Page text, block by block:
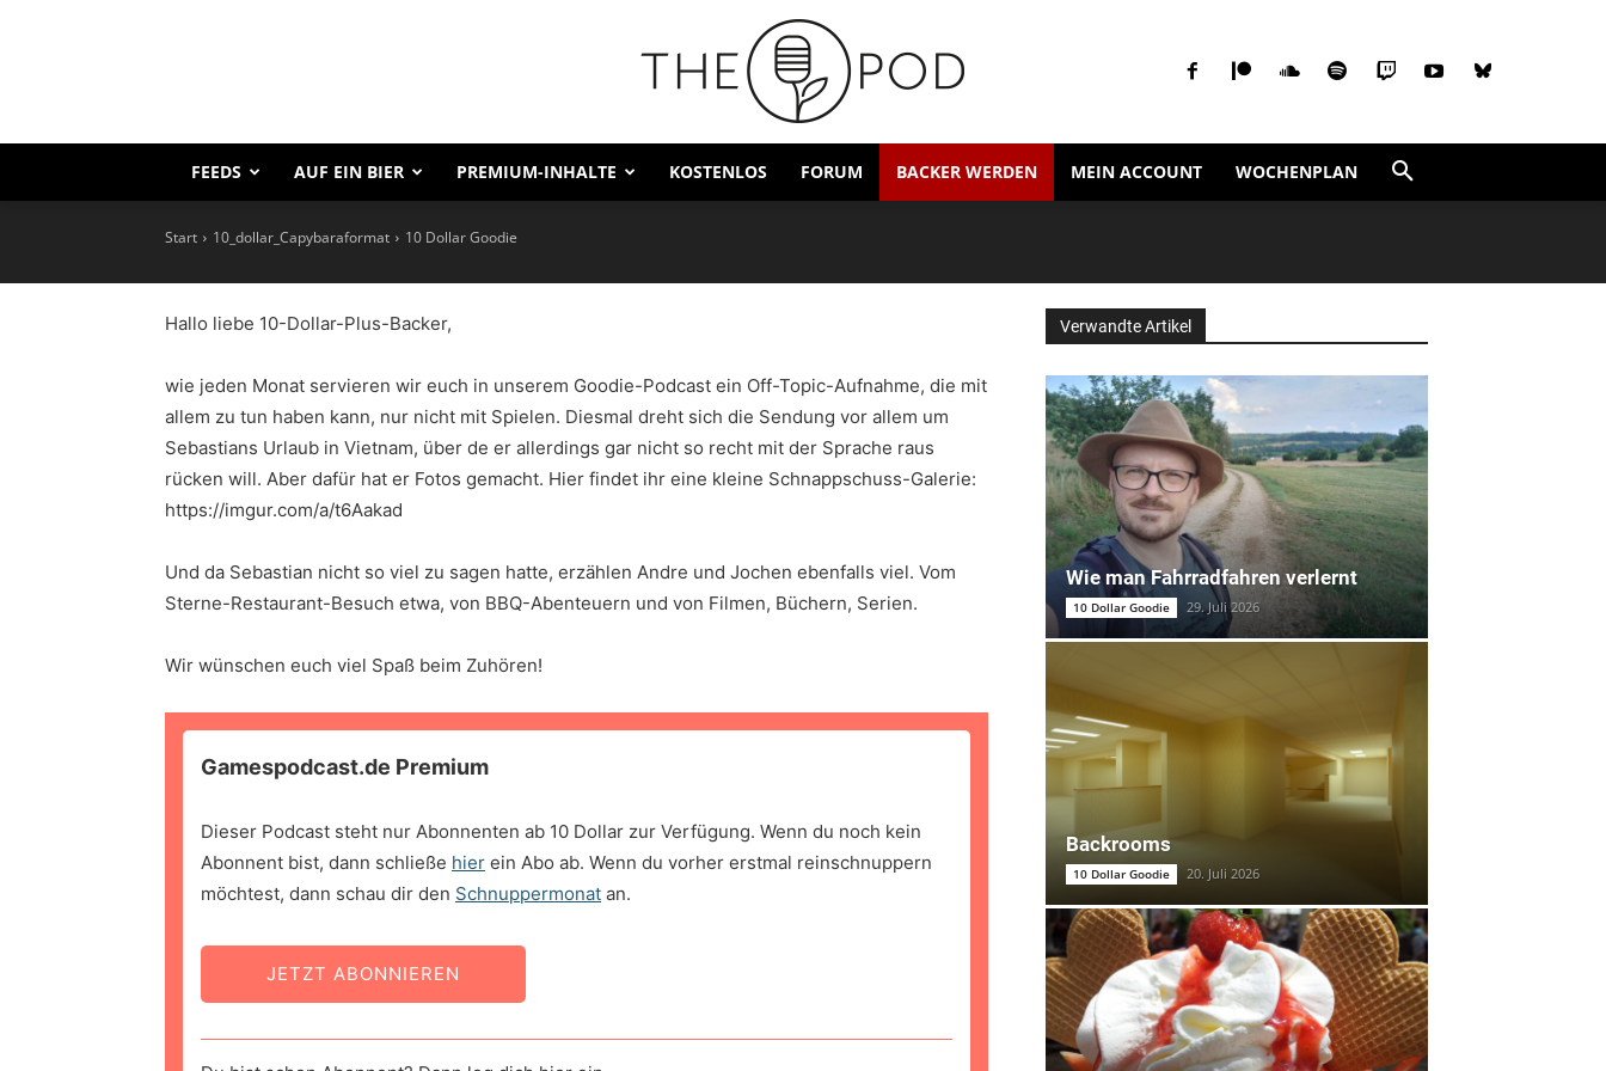
FEEDS AUF EIN BIER PREMIUM-INHALTE KOSTENLOS FORUM BACKER WERDEN MEIN ACCOUNT WOCHENPLAN
Start 10_dollar_Capybaraformat 10 Dollar Goodie
Unser Goodie-Podcast im April 2018
Hallo liebe 10-Dollar-Plus-Backer,
wie jeden Monat servieren wir euch in unserem Goodie-Podcast ein Off-Topic-Aufnahme, die mit
allem zu tun haben kann, nur nicht mit Spielen. Diesmal dreht sich die Sendung vor allem um
Sebastians Urlaub in Vietnam, über de er allerdings gar nicht so recht mit der Sprache raus
rücken will. Aber dafür hat er Fotos gemacht. Hier findet ihr eine kleine Schnappschuss-Galerie:
https://imgur.com/a/t6Aakad
Und da Sebastian nicht so viel zu sagen hatte, erzählen Andre und Jochen ebenfalls viel. Vom
Sterne-Restaurant-Besuch etwa, von BBQ-Abenteuern und von Filmen, Büchern, Serien.
Wir wünschen euch viel Spaß beim Zuhören!
Gamespodcast.de Premium
Dieser Podcast steht nur Abonnenten ab 10 Dollar zur Verfügung. Wenn du noch kein
Abonnent bist, dann schließe hier ein Abo ab. Wenn du vorher erstmal reinschnuppern
möchtest, dann schau dir den Schnuppermonat an.
JETZT ABONNIEREN
Verwandte Artikel
Wie man Fahrradfahren verlernt
10 Dollar Goodie 29. Juli 2026
Backrooms
10 Dollar Goodie 20. Juli 2026